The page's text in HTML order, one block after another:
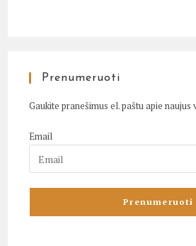
Prenumeruoti
Gaukite pranešimus el. paštu apie naujus
Email